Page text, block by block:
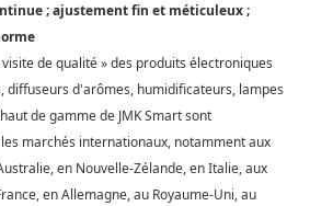
; ajustement fin et méticuleux ;
de qualité » des produits électroniques
diffuseurs d'arômes, humidificateurs, lampes
de gamme de JMK Smartsont
marchés internationaux, notamment aux
en Nouvelle-Zélande, en Italie, aux
en Allemagne, au Royaume-Uni, au